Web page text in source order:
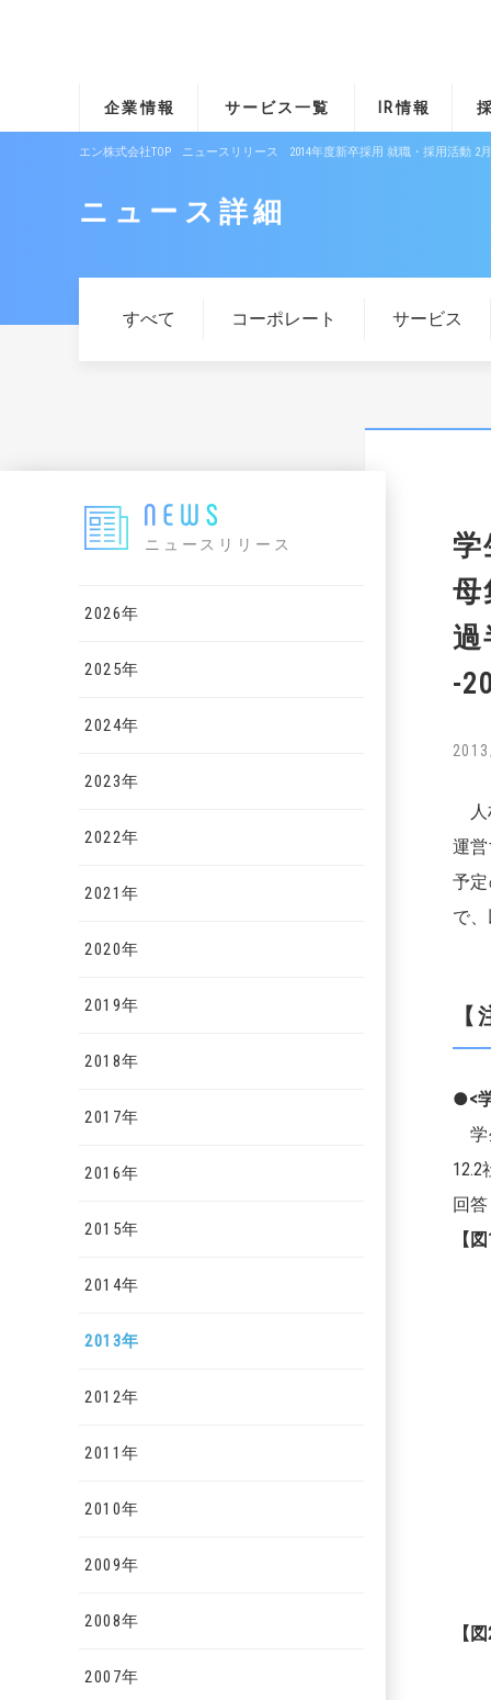
企業情報 サービス一覧 IR情報
エン株式会社TOP ニュースリリース 2014年度新卒採用 就職・採用活動 2
ニュース詳細
すべて コーポレート サービス
ニュースリリース
2026年
2025年
2024年
2023年
2022年
2021年
2020年
2019年
2018年
2017年
2016年
2015年
2014年
2013年
2012年
2011年
2010年
2009年
2008年
2007年
学
母
過
-
人
運
予
で
●<
学
回
【
【